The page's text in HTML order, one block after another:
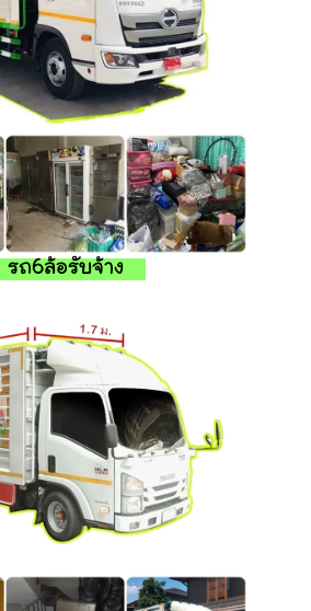
รถ6ล้อรับจ้าง